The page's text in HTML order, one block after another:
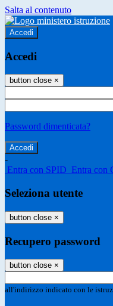
Salta al contenuto
Accedi
Accedi
button close ×
Password dimenticata?
-
Entra con SPID Entra con
Seleziona utente
button close ×
Recupero password
button close ×
all'indirizzo indicato con le